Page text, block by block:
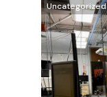
Uncategorized